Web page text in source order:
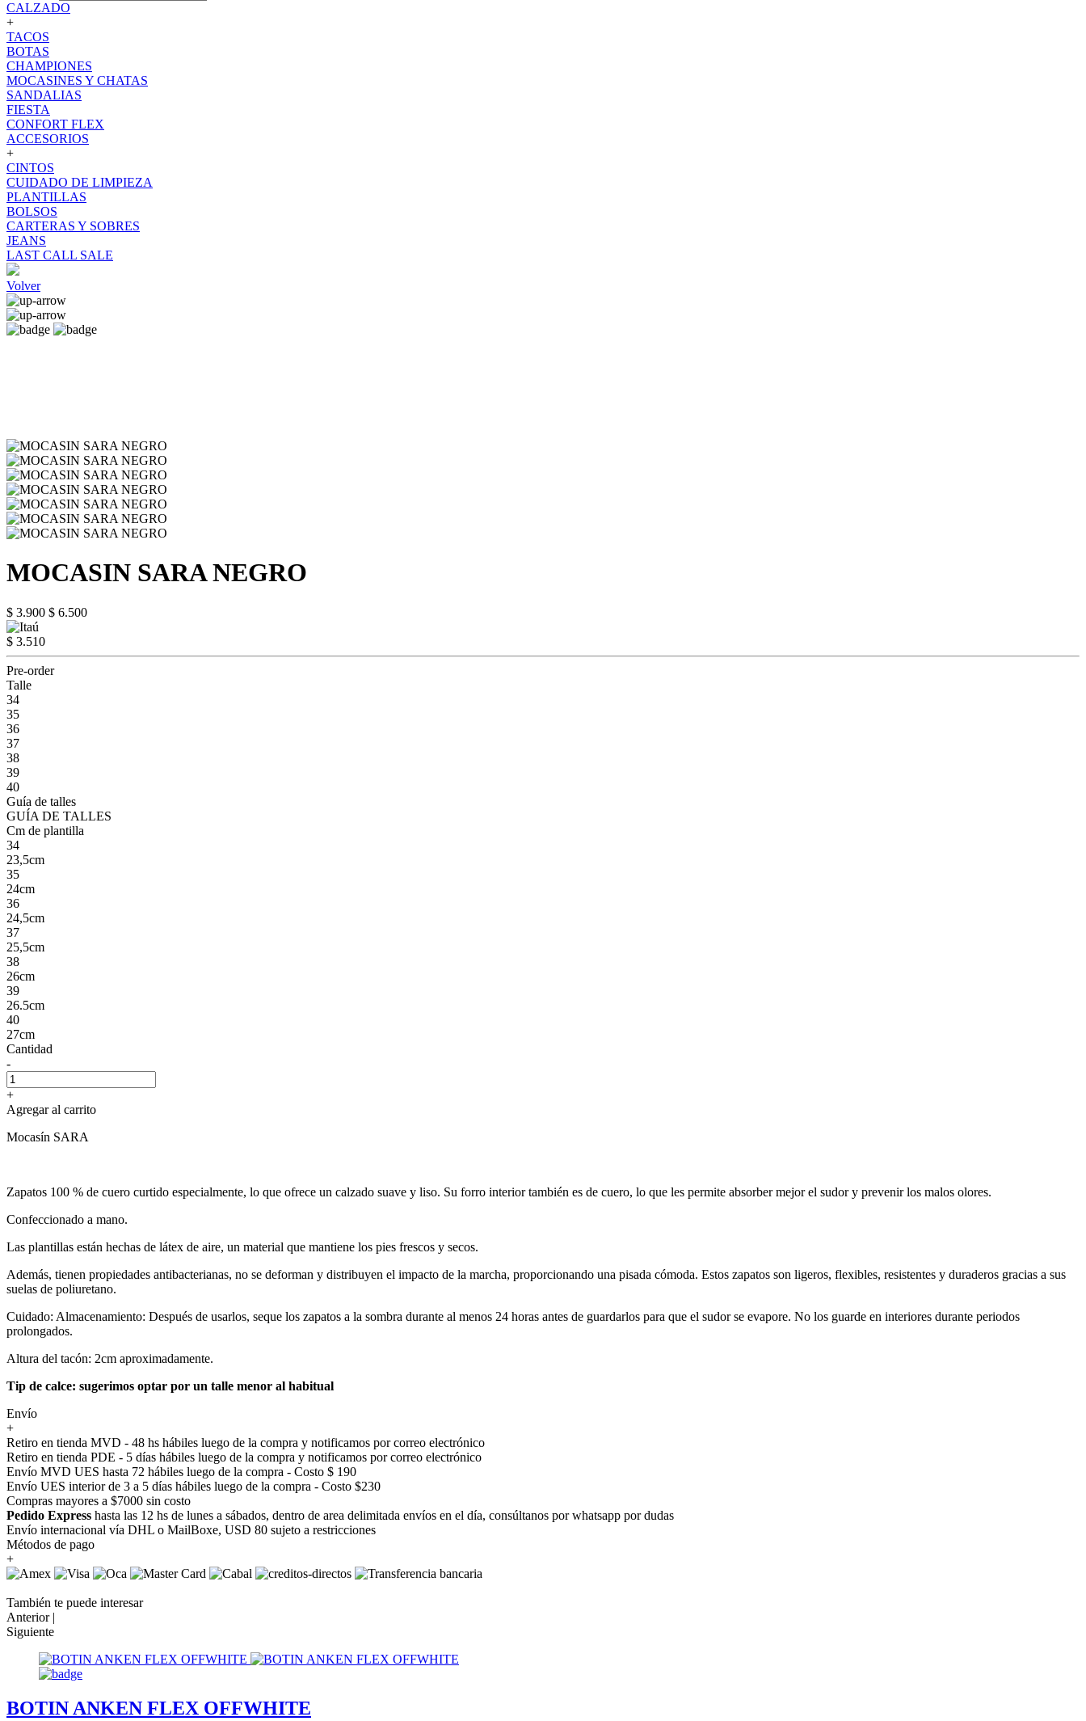
CALZADO
+
TACOS
BOTAS
CHAMPIONES
MOCASINES Y CHATAS
SANDALIAS
FIESTA
CONFORT FLEX
ACCESORIOS
+
CINTOS
CUIDADO DE LIMPIEZA
PLANTILLAS
BOLSOS
CARTERAS Y SOBRES
JEANS
LAST CALL SALE
Volver
MOCASIN SARA NEGRO
$ 3.900 $ 6.500
$ 3.510
Pre-order
Talle
34
35
36
37
38
39
40
Guía de talles
GUÍA DE TALLES
Cm de plantilla
34
23,5cm
35
24cm
36
24,5cm
37
25,5cm
38
26cm
39
26.5cm
40
27cm
Cantidad
-
+
Agregar al carrito
Mocasín SARA
Zapatos 100 % de cuero curtido especialmente, lo que ofrece un calzado suave y liso. Su forro interior también es de cuero, lo que les permite absorber mejor el sudor y prevenir los malos olores.
Confeccionado a mano.
Las plantillas están hechas de látex de aire, un material que mantiene los pies frescos y secos.
Además, tienen propiedades antibacterianas, no se deforman y distribuyen el impacto de la marcha, proporcionando una pisada cómoda. Estos zapatos son ligeros, flexibles, resistentes y duraderos gracias a sus
suelas de poliuretano.
Cuidado: Almacenamiento: Después de usarlos, seque los zapatos a la sombra durante al menos 24 horas antes de guardarlos para que el sudor se evapore. No los guarde en interiores durante periodos
prolongados.
Altura del tacón: 2cm aproximadamente.
Tip de calce: sugerimos optar por un talle menor al habitual
Envío
+
Retiro en tienda MVD - 48 hs hábiles luego de la compra y notificamos por correo electrónico
Retiro en tienda PDE - 5 días hábiles luego de la compra y notificamos por correo electrónico
Envío MVD UES hasta 72 hábiles luego de la compra - Costo $ 190
Envío UES interior de 3 a 5 días hábiles luego de la compra - Costo $230
Compras mayores a $7000 sin costo
Pedido Express hasta las 12 hs de lunes a sábados, dentro de area delimitada envíos en el día, consúltanos por whatsapp por dudas
Envío internacional vía DHL o MailBoxe, USD 80 sujeto a restricciones
Métodos de pago
+
También te puede interesar
Anterior |
Siguiente
BOTIN ANKEN FLEX OFFWHITE